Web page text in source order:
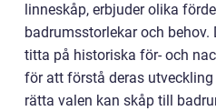
linneskåp, erbjuder olika
badrumsstorlekar och
titta på historiska för- och
för att förstå deras
rätta valen kan skåp till